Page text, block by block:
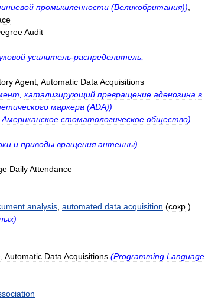
промышленности (Великобритания))
Audit
усилитель-распределитель
Agent Automatic Data Acquisitions
катализирующий превращение аденозина в
маркера (ADA))
Американское стоматологическое общество)
и приводы вращения антенны)
DailyAttendance
analysis automated data acquisition (сокр .)
)
Automatic Data Acquisitions (Programming Language